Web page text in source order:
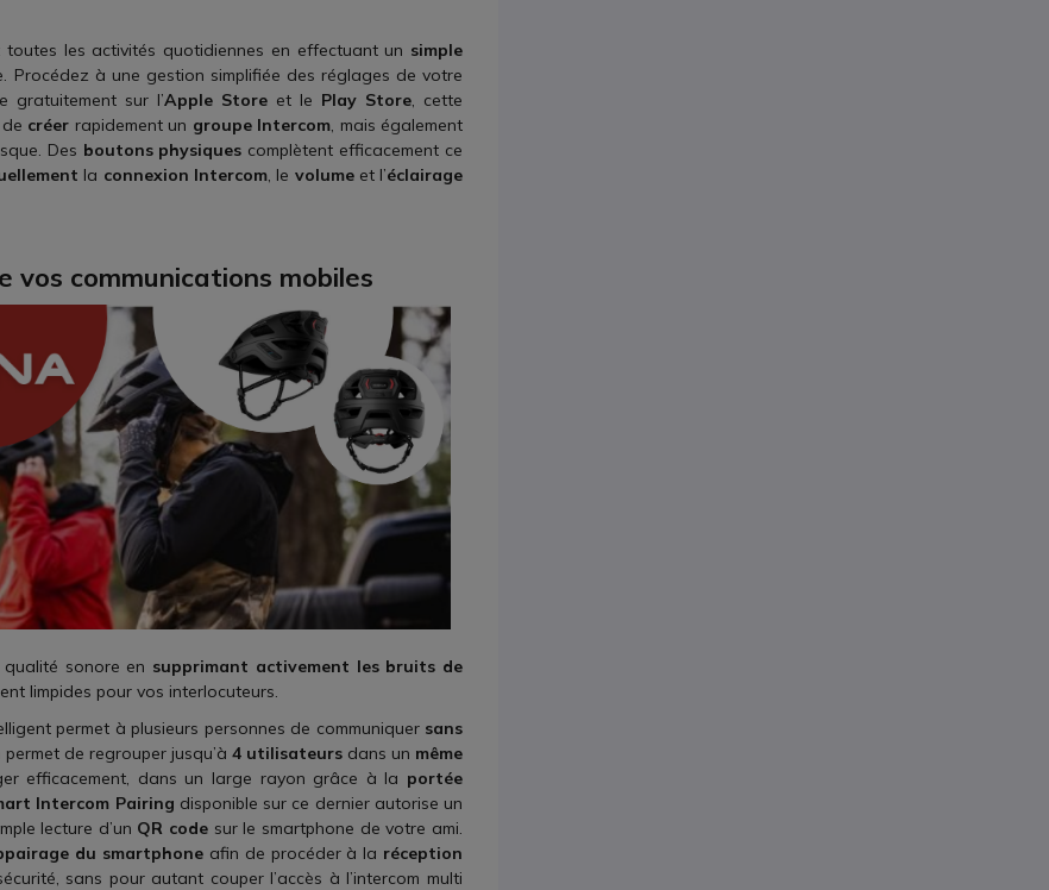
toutes les activités quotidiennes en effectuant un simple
Procédez à une gestion simplifiée des réglages de votre
gratuitement sur l’Apple Store et le Play Store, cette
créer rapidement un groupe Intercom, mais également
Des boutons physiques complètent efficacement ce
la connexion Intercom, le volumeet l’éclairage
vos communications mobiles
sonore en supprimant activement les bruits de
limpides pour vos interlocuteurs.
permet à plusieurs personnes de communiquer sans
permet de regrouper jusqu’à 4 utilisateursdans un même
efficacement, dans un large rayon grâce à la portée
Intercom Pairing disponible sur ce dernier autorise un
lecture d’un QR code sur le smartphone de votre ami.
du smartphone afin de procéder à la réception
sans pour autant couper l’accès à l’intercom multi